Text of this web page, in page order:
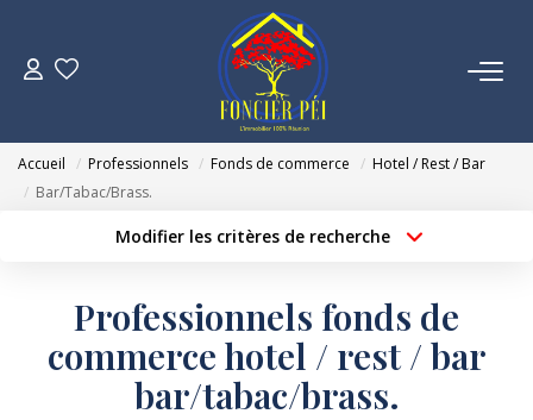
VENTES
NOUS REJOINDRE
CONTACT
Accueil Professionnels Fonds de commerce
Hotel / Rest / Bar
Bar/Tabac/Brass.
Modifier les critères de recherche
Localisation Type de bien
Surface min Budget max
Plus de critères Créer une alerte
Professionnels fonds de
commerce hotel / rest / bar
bar/tabac/brass.